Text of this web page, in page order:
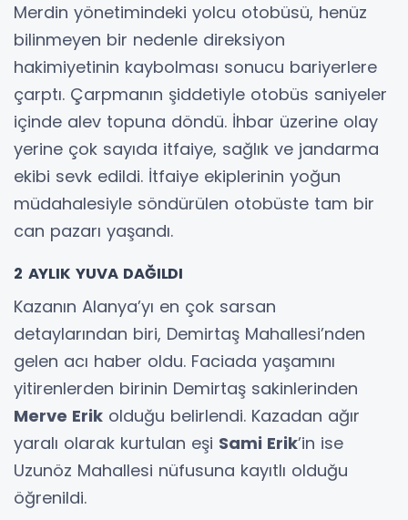
Merdin yönetimindeki yolcu otobüsü, henüz
bilinmeyen bir nedenle direksiyon
hakimiyetinin kaybolması sonucu bariyerlere
çarptı. Çarpmanın şiddetiyle otobüs saniyeler
içinde alev topuna döndü. İhbar üzerine olay
yerine çok sayıda itfaiye, sağlık ve jandarma
ekibi sevk edildi. İtfaiye ekiplerinin yoğun
müdahalesiyle söndürülen otobüste tam bir
can pazarı yaşandı.
2 AYLIK YUVA DAĞILDI
Kazanın Alanya’yı en çok sarsan
detaylarından biri, Demirtaş Mahallesi’nden
gelen acı haber oldu. Faciada yaşamını
yitirenlerden birinin Demirtaş sakinlerinden
Merve Erik olduğu belirlendi. Kazadan ağır
yaralı olarak kurtulan eşi Sami Erik’in ise
Uzunöz Mahallesi nüfusuna kayıtlı olduğu
öğrenildi.